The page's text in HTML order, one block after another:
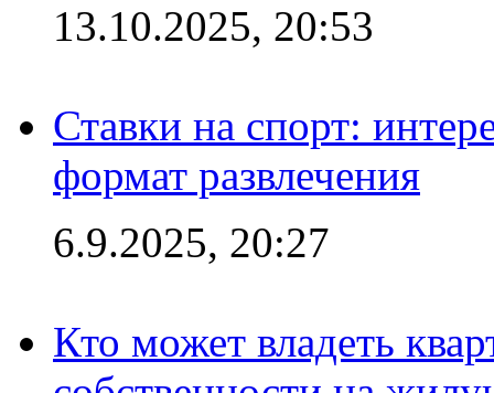
13.10.2025, 20:53
Ставки на спорт:
формат развлечения
6.9.2025, 20:27
Кто может владеть